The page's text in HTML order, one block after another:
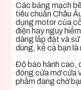
Các bảng mạch
tiêu chuẩn Châu
dụng motor của
điện hay nguy
dàng lắp đặt và
dùng, kể cả bạn là
Độ bảo hành cao,
đóng cửa mở cửa
phẩm đang chờ